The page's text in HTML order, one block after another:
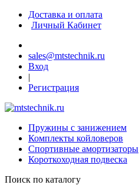
Доставка и оплата
Личный Кабинет
sales@mtstechnik.ru
Вход
|
Регистрация
Пружины с занижением
Комплекты койловеров
Спортивные амортизаторы
Короткоходная подвеска
Поиск по каталогу